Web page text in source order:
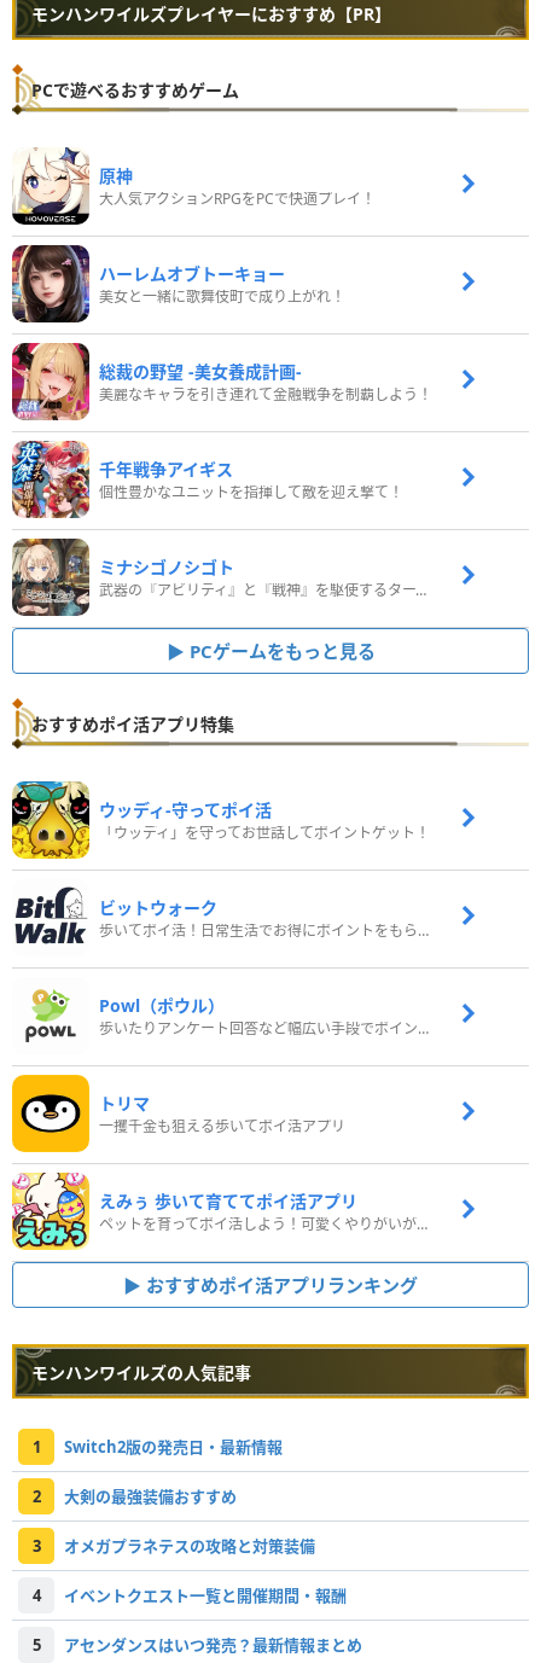
モンハンワイルズプレイヤーにおすすめ【PR】
PCで遊べるおすすめゲーム
原神
大人気アクションRPGをPCで快適プレイ！
ハーレムオブトーキョー
美女と一緒に歌舞伎町で成り上がれ！
総裁の野望 -美女養成計画-
美麗なキャラを引き連れて金融戦争を制覇しよう！
千年戦争アイギス
個性豊かなユニットを指揮して敵を迎え撃て！
ミナシゴノシゴト
武器の『アビリティ』と『戦神』を駆使するターン制コマンドバトルRPG！
PCゲームをもっと見る
おすすめポイ活アプリ特集
ウッディ‐守ってポイ活
「ウッディ」を守ってお世話してポイントゲット！
ビットウォーク
歩いてポイ活！日常生活でお得にポイントをもらおう
Powl（ポウル）
歩いたりアンケート回答など幅広い手段でポイントをゲット
トリマ
一攫千金も狙える歩いてポイ活アプリ
えみぅ 歩いて育ててポイ活アプリ
ペットを育ってポイ活しよう！可愛くやりがいがある新感覚アプリ
おすすめポイ活アプリランキング
モンハンワイルズの人気記事
1 Switch2版の発売日・最新情報
2 大剣の最強装備おすすめ
3 オメガプラネテスの攻略と対策装備
4 イベントクエスト一覧と開催期間・報酬
5 アセンダンスはいつ発売？最新情報まとめ